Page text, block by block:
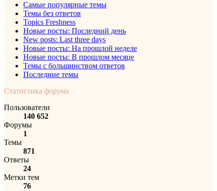
Самые популярные темы
Темы без ответов
Topics Freshness
Новые посты: Последний день
New posts: Last three days
Новые посты: На прошлой неделе
Новые посты: В прошлом месяце
Темы с большинством ответов
Последние темы
Статистика форума
Пользователи
140 652
Форумы
1
Темы
871
Ответы
24
Метки тем
76